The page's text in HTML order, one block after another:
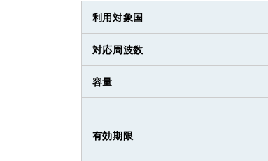
利用対象国
対応周波数
容量
有効期限